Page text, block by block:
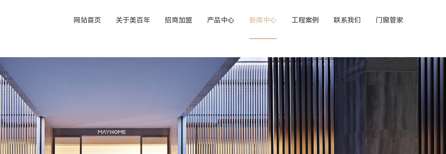
网站首页 关于美百年 招商加盟 产品中心 新闻中心 工程案例 联系我们 门窗管家